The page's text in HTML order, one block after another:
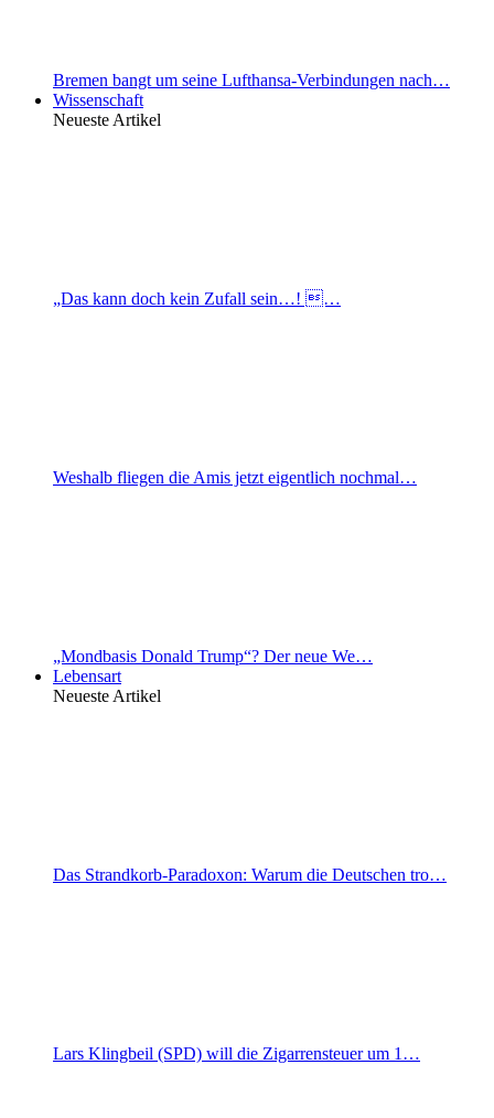
Bremen bangt um seine Lufthansa-Verbindungen nach…
Wissenschaft
Neueste Artikel
„Das kann doch kein Zufall sein…! …
Weshalb fliegen die Amis jetzt eigentlich nochmal…
„Mondbasis Donald Trump“? Der neue We…
Lebensart
Neueste Artikel
Das Strandkorb-Paradoxon: Warum die Deutschen tro…
Lars Klingbeil (SPD) will die Zigarrensteuer um 1…